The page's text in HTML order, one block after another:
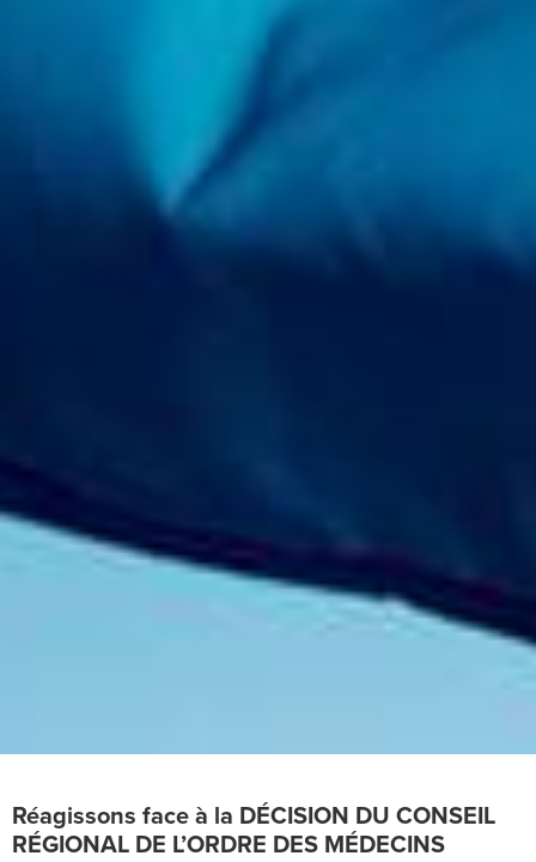
Réagissons face à la DÉCISION DU CONSEIL
RÉGIONAL DE L’ORDRE DES MÉDECINS